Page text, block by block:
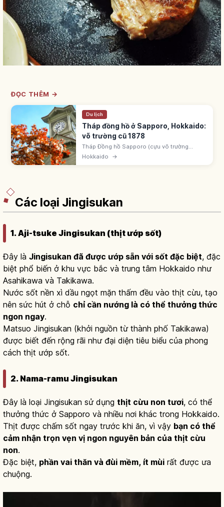
ĐỌC THÊM →
Du lịch
Tháp đồng hồ ở Sapporo, Hokkaido:
võ trường cũ 1878
Tháp Đồng hồ Sapporo (cựu võ trường
Trường Nông nghiệp Sapporo) xây 1878 kiểu
Hokkaido →
Các loại Jingisukan
1. Aji-tsuke Jingisukan (thịt ướp sốt)
Đây là Jingisukan đã được ướp sẵn với sốt đặc biệt, đặc
biệt phổ biến ở khu vực bắc và trung tâm Hokkaido như
Asahikawa và Takikawa.
Nước sốt nền xì dầu ngọt mặn thấm đều vào thịt cừu, tạo
nên sức hút ở chỗ chỉ cần nướng là có thể thưởng thức
ngon ngay.
Matsuo Jingisukan (khởi nguồn từ thành phố Takikawa)
được biết đến rộng rãi như đại diện tiêu biểu của phong
cách thịt ướp sốt.
2. Nama-ramu Jingisukan
Đây là loại Jingisukan sử dụng thịt cừu non tươi, có thể
thưởng thức ở Sapporo và nhiều nơi khác trong Hokkaido.
Thịt được chấm sốt ngay trước khi ăn, vì vậy bạn có thể
cảm nhận trọn vẹn vị ngon nguyên bản của thịt cừu
non.
Đặc biệt, phần vai thăn và đùi mềm, ít mùi rất được ưa
chuộng.